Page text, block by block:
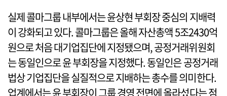
실제 콜마그룹 내부에서는 윤상현 부회장 중심의 지배력
이 강화되고 있다. 콜마그룹은 올해 자산총액 5조2430억
원으로 처음 대기업집단에 지정됐으며, 공정거래위원회
는 동일인으로 윤 부회장을 지정했다. 동일인은 공정거래
법상 기업집단을 실질적으로 지배하는 총수를 의미한다.
업계에서는 윤 부회장이 그룹 경영 전면에 올라섰다는 점